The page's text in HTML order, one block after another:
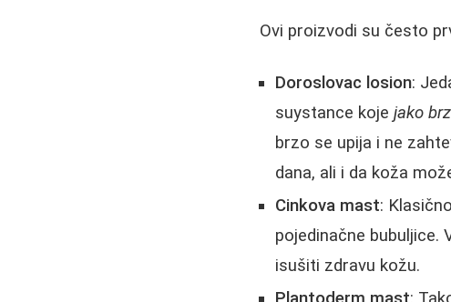
Ovi proizvodi su često
Doroslovac losion:
suystance kojejako
brzo se upija i ne
dana, ali i da koža
Cinkova mast:
pojedinačne bubuljice.
isušiti zdravu kožu.